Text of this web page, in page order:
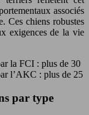
associés
Ces chiens robustes
exigences de la vie
la FCI : plus de 30
l’AKC : plus de 25
par type